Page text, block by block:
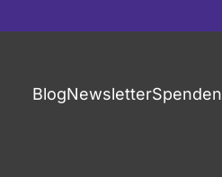
BlogNewsletterSpenden